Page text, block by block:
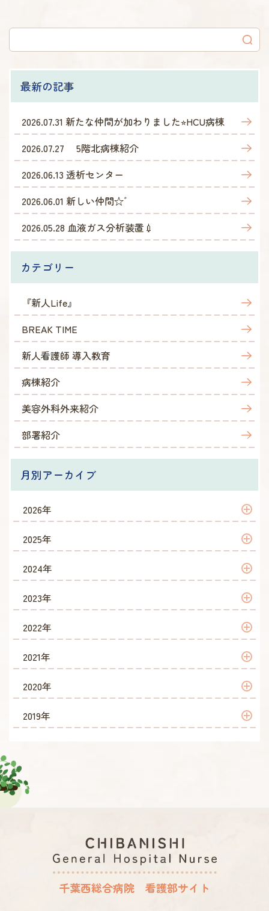
最新の記事
2026.07.31 新たな仲間が加わりました⭐︎HCU病棟
2026.07.27
5階北病棟紹介
2026.06.13 透析センター
2026.06.01 新しい仲間☆゛
2026.05.28 血液ガス分析装置💉
カテゴリー
『新人Life』
BREAK TIME
新人看護師 導入教育
病棟紹介
美容外科外来紹介
部署紹介
月別アーカイブ
2026年
2026年 7月
2026年 6月
2026年 5月
2026年 2月
2026年 1月
2025年
2025年 12月
2025年 11月
2025年 10月
2025年 8月
2025年 7月
2025年 6月
2025年 1月
2024年
2024年 12月
2024年 10月
2024年 7月
2024年 5月
2024年 3月
2024年 1月
2023年
2023年 12月
2023年 11月
2023年 10月
2023年 8月
2023年 6月
2023年 3月
2023年 2月
2022年
2022年 12月
2022年 11月
2022年 10月
2022年 6月
2022年 3月
2022年 2月
2021年
2021年 12月
2021年 11月
2021年 8月
2021年 5月
2021年 4月
2020年
2020年 12月
2020年 9月
2020年 6月
2019年
2019年 9月
2019年 6月
千葉西総合病院 看護部サイト